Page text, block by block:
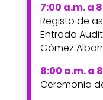
7:00 a.m. a
Registo de
Entrada
Gómez
8:00 a.m. a
Ceremonia